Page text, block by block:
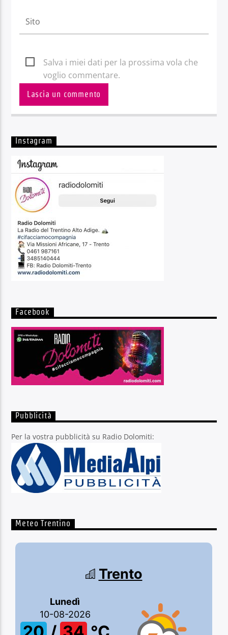
Salva i miei dati per la prossima vola che
voglio commentare.
Instagram
Facebook
Pubblicità
Per la vostra pubblicità su Radio Dolomiti:
Meteo Trentino